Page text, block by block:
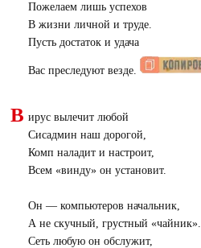
Пожелаем лишь успехов
В жизни личной и труде.
Пусть достаток и удача
Вас преследуют везде.
В ирус вылечит любой
Сисадмин наш дорогой,
Комп наладит и настроит,
Всем «винду» он установит.
Он — компьютеров начальник,
А не скучный, грустный «чайник».
Сеть любую он обслужит,